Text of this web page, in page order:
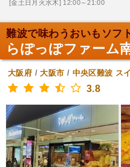
[金土日月火水木] 12:00～21:00
難波で味わうおいもソフ
らぽっぽファーム
大阪府 /大阪市 / 中央区難波 ス
3.8